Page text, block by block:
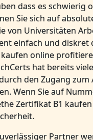
dass es
Sie sich auf
von Universitäten
einfach und diskret
online
hat bereits
den Zugang
Wenn Sie auf
Zertifikat B1
Partner